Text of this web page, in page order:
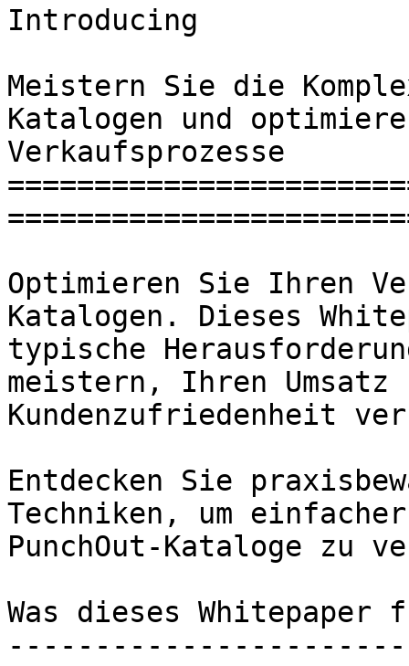
Introducing
Meistern Sie die
Katalogen und
Verkaufsprozesse
Optimieren Sie Ihren
Katalogen. Dieses
typische
meistern, Ihren
Kundenzufriedenheit
Entdecken Sie
Techniken, um
PunchOut-Kataloge zu
Was dieses